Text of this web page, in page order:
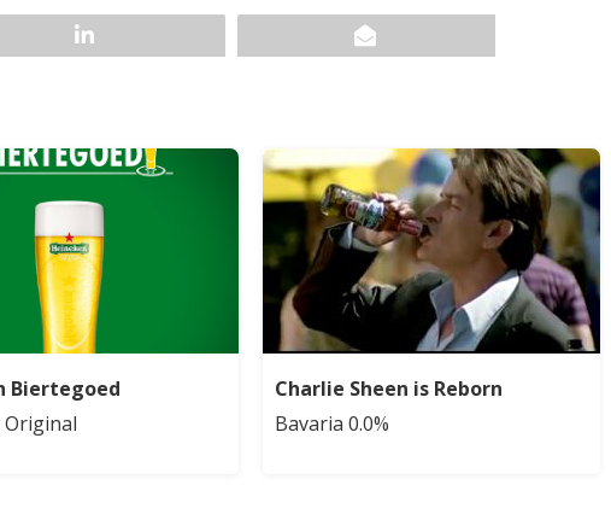
Biertegoed
Original
Charlie Sheen is Reborn
Bavaria 0.0%